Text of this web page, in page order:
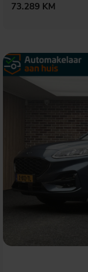
73.289 KM